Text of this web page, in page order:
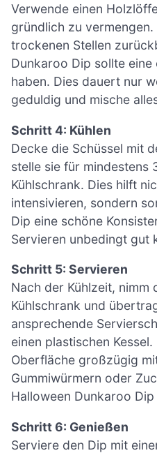
Verwende einen
gründlich zu
trockenen Stellen
Dunkaroo Dip sollte
haben. Dies dauert nur
geduldig und mische
Schritt 4: Kühlen
Decke die Schüssel mit
stelle sie für mindestens
Kühlschrank. Dies hilft
intensivieren, sondern
Dip eine schöne
Servieren unbedingt gut
Schritt 5: Servieren
Nach der Kühlzeit, nimm
Kühlschrank und
ansprechende
einen plastischen
Oberfläche großzügig
Gummiwürmern oder
Halloween Dunkaroo
Schritt 6: Genießen
Serviere den Dip mit